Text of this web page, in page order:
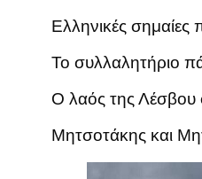
Ελληνικές
Το συλλαλητήριο
Ο λαός της
Μητσοτάκης και